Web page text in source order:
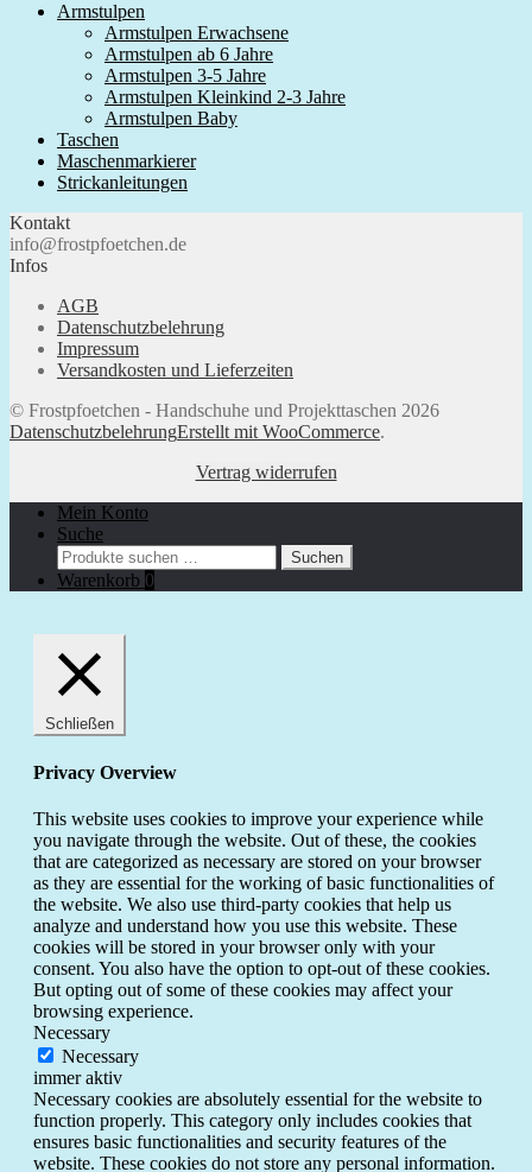
Armstulpen
Armstulpen Erwachsene
Armstulpen ab 6 Jahre
Armstulpen 3-5 Jahre
Armstulpen Kleinkind 2-3 Jahre
Armstulpen Baby
Taschen
Maschenmarkierer
Strickanleitungen
Kontakt
info@frostpfoetchen.de
Infos
AGB
Datenschutzbelehrung
Impressum
Versandkosten und Lieferzeiten
© Frostpfoetchen - Handschuhe und Projekttaschen 2026
DatenschutzbelehrungErstellt mit WooCommerce.
Vertrag widerrufen
Mein Konto
Suche
Suchen
nach:
Suchen
Warenkorb 0
Schließen
Privacy Overview
This website uses cookies to improve your experience while
you navigate through the website. Out of these, the cookies
that are categorized as necessary are stored on your browser
as they are essential for the working of basic functionalities of
the website. We also use third-party cookies that help us
analyze and understand how you use this website. These
cookies will be stored in your browser only with your
consent. You also have the option to opt-out of these cookies.
But opting out of some of these cookies may affect your
browsing experience.
Necessary
Necessary
immer aktiv
Necessary cookies are absolutely essential for the website to
function properly. This category only includes cookies that
ensures basic functionalities and security features of the
website. These cookies do not store any personal information.